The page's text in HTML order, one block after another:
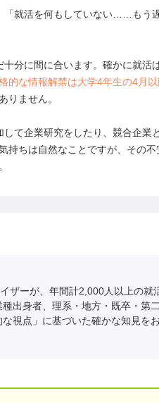
「就活を何もしていない……もう
分に間に合います。確かに就活
的な情報解禁は大学4年生の4月
りません。
て企業研究をしたり、競合企業
持ちは自然なことですが、その
ザーが、年間計2,000人以上の就
出身者、理系・地方・既卒・第
視点」に基づいた確かな知見を